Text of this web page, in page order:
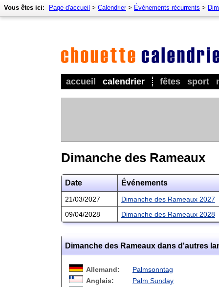
accueil calendrier fêtes sport
Vous êtes ici: Page d'accueil > Calendrier> Événements récurrents >
Dimanche des Rameaux
Date Événements
21/03/2027
Dimanche des Rameaux 2027
09/04/2028
Dimanche des Rameaux 2028
Dimanche des Rameaux dans d'autres
Allemand:
Palmsonntag
Anglais:
Palm Sunday